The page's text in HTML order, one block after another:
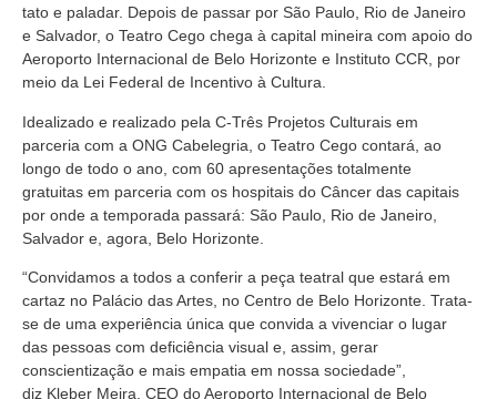
tato e paladar. Depois de passar por São Paulo, Rio de Janeiro
e Salvador, o Teatro Cego chega à capital mineira com apoio do
Aeroporto Internacional de Belo Horizonte e Instituto CCR, por
meio da Lei Federal de Incentivo à Cultura.
Idealizado e realizado pela C-Três Projetos Culturais em
parceria com a ONG Cabelegria, o Teatro Cego contará, ao
longo de todo o ano, com 60 apresentações totalmente
gratuitas em parceria com os hospitais do Câncer das capitais
por onde a temporada passará: São Paulo, Rio de Janeiro,
Salvador e, agora, Belo Horizonte.
“Convidamos a todos a conferir a peça teatral que estará em
cartaz no Palácio das Artes, no Centro de Belo Horizonte. Trata-
se de uma experiência única que convida a vivenciar o lugar
das pessoas com deficiência visual e, assim, gerar
conscientização e mais empatia em nossa sociedade”,
diz Kleber Meira, CEO do Aeroporto Internacional de Belo